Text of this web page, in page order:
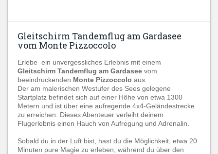
Gleitschirm Tandemflug am Gardasee
vom Monte Pizzoccolo
Erlebe ein unvergessliches Erlebnis mit einem
Gleitschirm Tandemflug am Gardasee vom
beeindruckenden Monte Pizzoccolo aus.
Der am malerischen Westufer des Sees gelegene
Startplatz befindet sich auf einer Höhe von etwa 1300
Metern und ist über eine aufregende 4x4-Geländestrecke
zu erreichen. Dieses Abenteuer verleiht deinem
Flugerlebnis einen Hauch von Aufregung und Adrenalin.
Sobald du in der Luft bist, hast du die Möglichkeit, etwa 20
Minuten pure Magie zu erleben, während du über den